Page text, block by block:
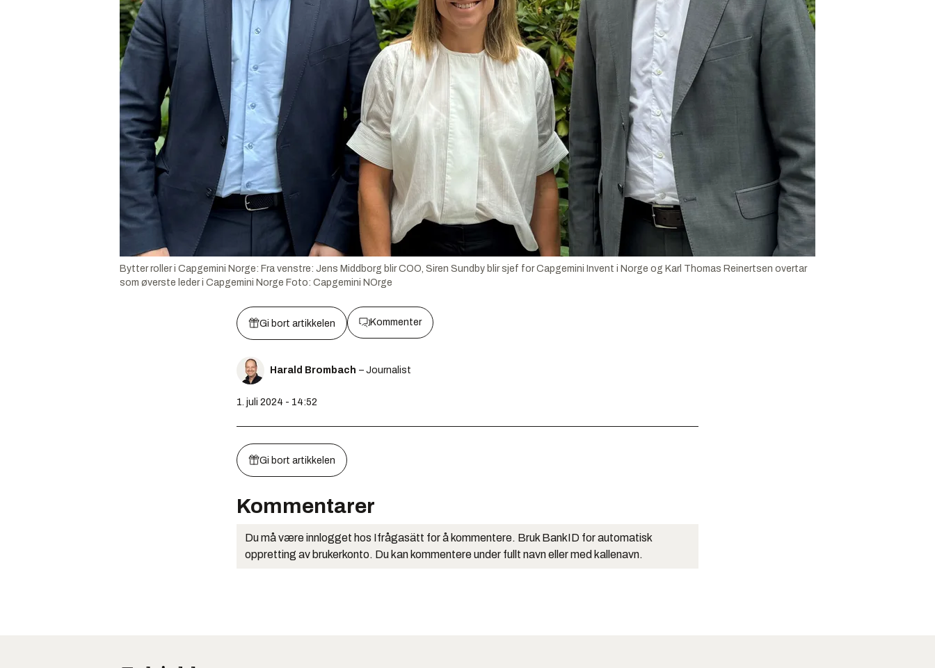
Bytter roller i Capgemini Norge: Fra venstre: Jens Middborg blir COO, Siren Sundby blir sjef for Capgemini Invent i Norge og Karl Thomas Reinertsen overtar
som øverste leder i Capgemini Norge Foto: Capgemini NOrge
Gi bort artikkelen Kommenter
Harald Brombach – Journalist
1. juli 2024 - 14:52
Gi bort artikkelen
Kommentarer
Du må være innlogget hos Ifrågasätt for å kommentere. Bruk BankID for automatisk
oppretting av brukerkonto. Du kan kommentere under fullt navn eller med kallenavn.